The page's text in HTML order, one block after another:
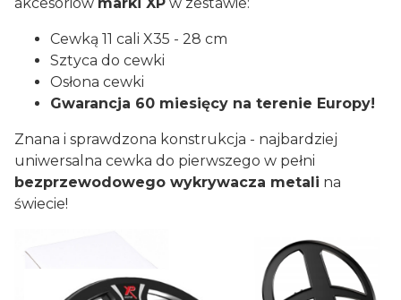
akcesoriów marki XP w zestawie:
Cewką 11 cali X35 - 28 cm
Sztyca do cewki
Osłona cewki
Gwarancja 60 miesięcy na terenie Europy!
Znana i sprawdzona konstrukcja - najbardziej
uniwersalna cewka do pierwszego w pełni
bezprzewodowego wykrywacza metali na
świecie!